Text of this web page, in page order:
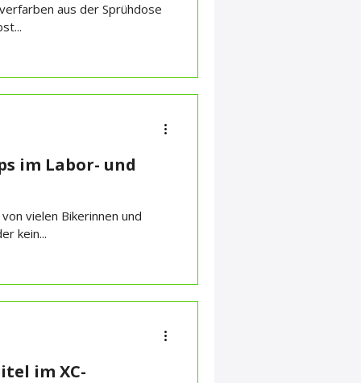
aus der Sprühdose
im Labor- und
vielen Bikerinnen und
kein...
im XC-